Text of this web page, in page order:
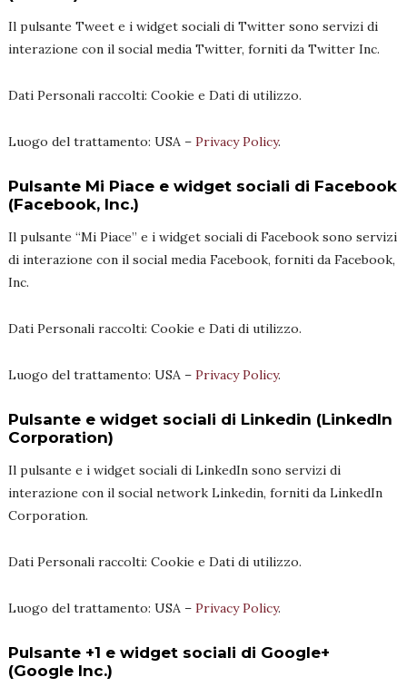
Il pulsante Tweet e i widget sociali di Twitter sono servizi di
interazione con il social media Twitter, forniti da Twitter Inc.
Dati Personali raccolti: Cookie e Dati di utilizzo.
Luogo del trattamento: USA – Privacy Policy.
Pulsante Mi Piace e widget sociali di Facebook
(Facebook, Inc.)
Il pulsante “Mi Piace” e i widget sociali di Facebook sono servizi
di interazione con il social media Facebook, forniti da Facebook,
Inc.
Dati Personali raccolti: Cookie e Dati di utilizzo.
Luogo del trattamento: USA – Privacy Policy.
Pulsante e widget sociali di Linkedin (LinkedIn
Corporation)
Il pulsante e i widget sociali di LinkedIn sono servizi di
interazione con il social network Linkedin, forniti da LinkedIn
Corporation.
Dati Personali raccolti: Cookie e Dati di utilizzo.
Luogo del trattamento: USA – Privacy Policy.
Pulsante +1 e widget sociali di Google+
(Google Inc.)